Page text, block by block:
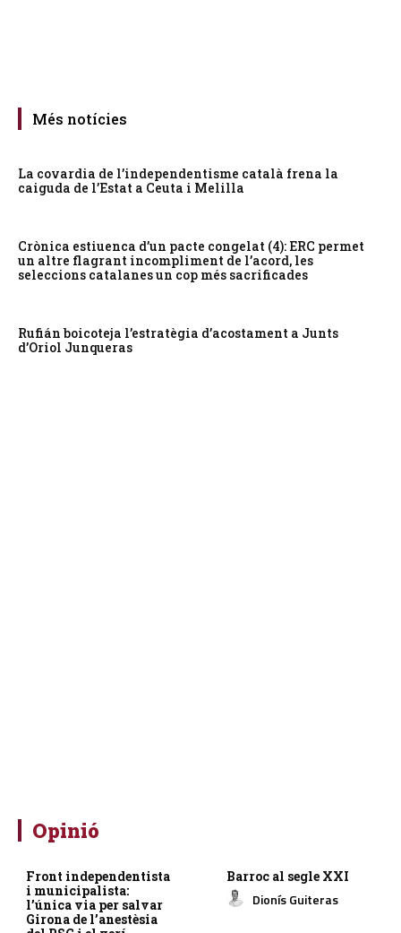
Més notícies
La covardia de l’independentisme català frena la
caiguda de l’Estat a Ceuta i Melilla
Crònica estiuenca d’un pacte congelat (4): ERC permet
un altre flagrant incompliment de l’acord, les
seleccions catalanes un cop més sacrificades
Rufián boicoteja l’estratègia d’acostament a Junts
d’Oriol Junqueras
Opinió
Front independentista
i municipalista:
l’única via per salvar
Girona de l’anestèsia
Barroc al segle XXI
Dionís Guiteras